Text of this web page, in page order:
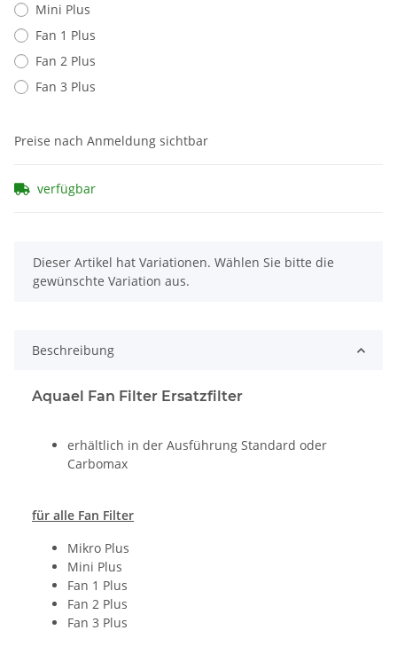
Mini Plus
Fan 1 Plus
Fan 2 Plus
Fan 3 Plus
Preise nach Anmeldung sichtbar
verfügbar
x
Dieser Artikel hat Variationen. Wählen Sie bitte die
gewünschte Variation aus.
Beschreibung
Aquael Fan Filter Ersatzfilter
erhältlich in der Ausführung Standard oder
Carbomax
für alle Fan Filter
Mikro Plus
Mini Plus
Fan 1 Plus
Fan 2 Plus
Fan 3 Plus